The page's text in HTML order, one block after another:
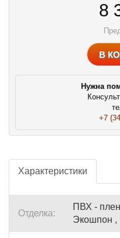
8
В
Нужна
+7
Характеристики
Отделка:
ПВХ -
Экошпон ,